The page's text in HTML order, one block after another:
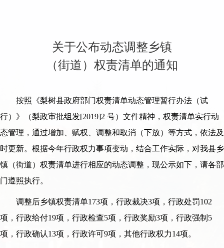
关于公布动态调整乡镇
（街道）权责清单的通知
按照《梨树县政府部门权责清单动态管理暂行办法（试
行）》（梨政审批组发[2019]2 号）文件精神，权责清单实行动
态管理，通过增加、赋权、调整和取消（下放）等方式，依法及
时更新。根据今年行政权力事项变动，结合工作实际，对我县乡
镇（街道）权责清单进行相应的动态调整，现公示如下，请各部
门遵照执行。
调整后乡镇权责清单173项，行政裁决3项，行政处罚102
项，行政给付19项，行政检查5项，行政奖励3项，行政强制5
项，行政确认13项，行政许可9项，其他行政权力14项。